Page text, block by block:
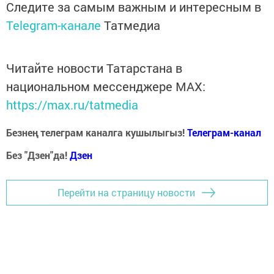
Следите за самым важным и интересным в
Telegram-канале Татмедиа
Читайте новости Татарстана в
национальном мессенджере MАХ:
https://max.ru/tatmedia
Безнең телеграм каналга кушылыгыз!Телеграм-канал
Без "Дзен"да!Дзен
Перейти на страницу новости